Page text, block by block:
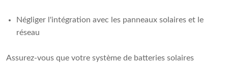
Négliger l'intégration avec les panneaux solaires et le
réseau
Assurez-vous que votre système de batteries solaires